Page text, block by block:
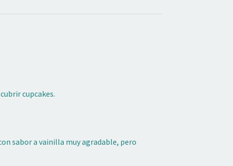
cupcakes.
sabor a vainilla muy agradable, pero